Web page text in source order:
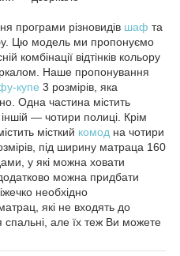
програми різновидів шаф та
Цю модель ми пропонуємо
комбінації відтінків кольору
Наше пропонування
купе 3 розмірів, яка
Одна частина містить
— чотири полиці. Крім
місткий комод на чотири
під ширину матраца 160
у які можна ховати
можна придбати
необхідно
які не входять до
спальні, але їх теж Ви можете